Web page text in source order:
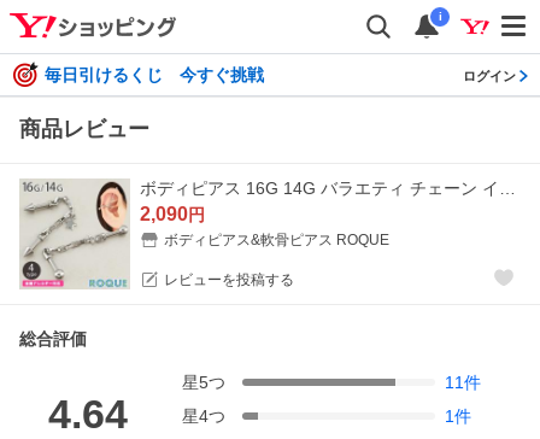
i
毎日引けるくじ 今すぐ挑戦 ログイン
商品レビュー
2,090円
ボディピアス&軟骨ピアス ROQUE
レビューを投稿する
総合評価
4.64
星5つ 11件
星4つ 1件